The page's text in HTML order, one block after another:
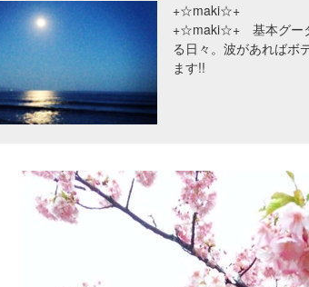
+☆maki☆+
+☆maki☆+ 基本グータ
る日々。波があればボ
ます!!